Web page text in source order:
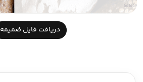
دریافت فایل ضمیمه